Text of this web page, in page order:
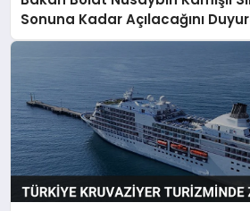
Sonuna Kadar Açılacağını